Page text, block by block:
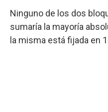
Ninguno de los dos
sumaría la mayoría
la misma está fijada en